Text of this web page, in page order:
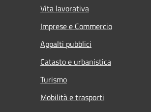
Vita lavorativa
Imprese e Commercio
Appalti pubblici
Catasto e urbanistica
Turismo
Mobilità e trasporti